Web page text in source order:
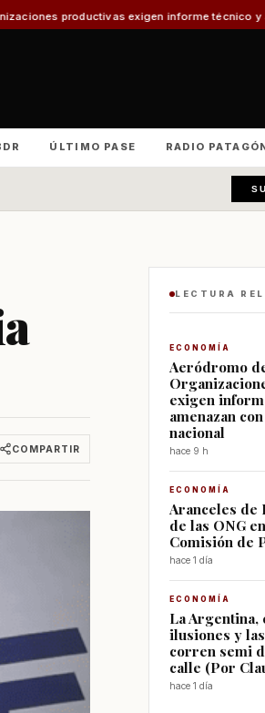
exigen informe técnico y amenazan con
ÚLTIMO PASE RADIO
COMPARTIR
LECTURA
ECONOMÍA
Aeródromo
exigen
amenazan
nacional
hace 9 h
ECONOMÍA
Aranceles de
de las ONG
Comisión de
hace 1 día
ECONOMÍA
La Argentina,
ilusiones y
corren semi
calle (Por
hace 1 día